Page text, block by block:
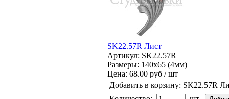
SK22.57R Лист
Артикул: SK22.57R
Размеры: 140x65 (4мм)
Цена: 68.00 руб / шт
Добавить в корзину: SK22.57R